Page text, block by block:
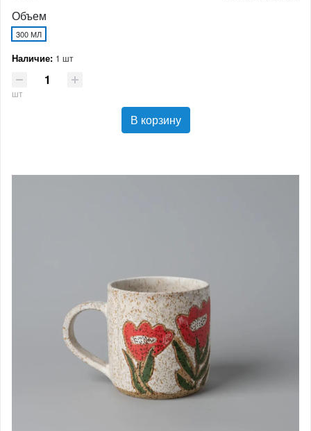
Объем
300 МЛ
Наличие: 1 шт
шт
В корзину